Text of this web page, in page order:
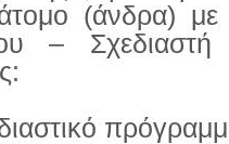
(άνδρα) με
– Σχεδιαστή